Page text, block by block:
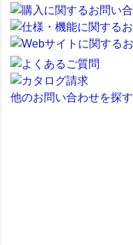
他のお問い合わせを探す